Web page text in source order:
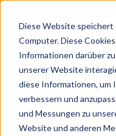
Diese Website speichert
Computer. Diese
Informationen darüber
unserer Website
diese Informationen, um
verbessern und
und Messungen zu
Website und anderen
CATWORKX